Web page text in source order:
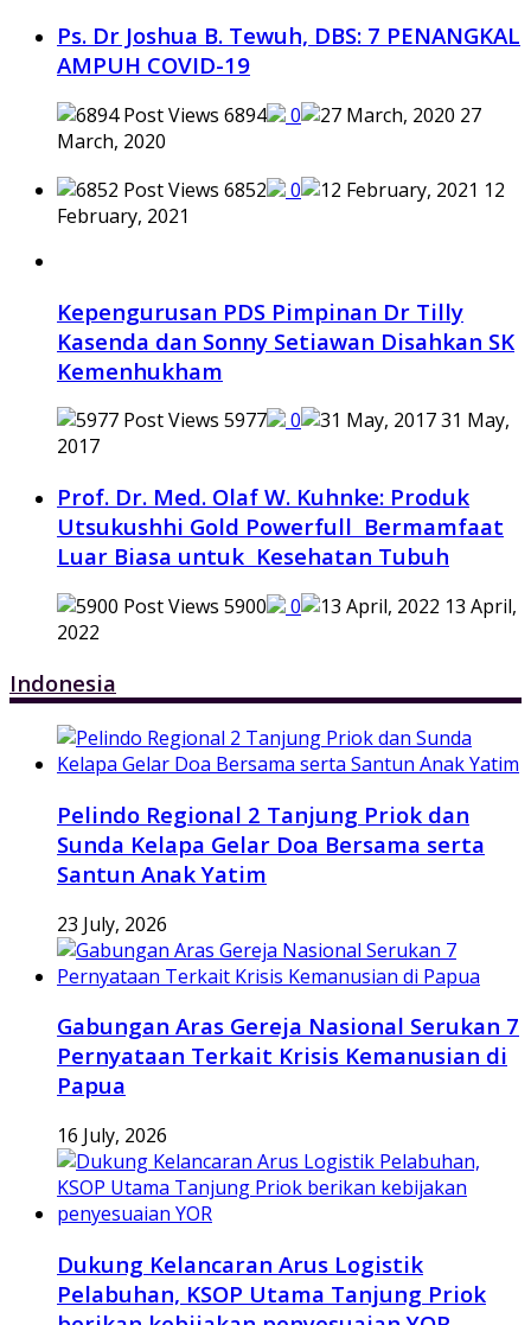
Ps. Dr Joshua B. Tewuh, DBS: 7 PENANGKAL
AMPUH COVID-19
6894 0
27
March, 2020
6852
0
12
February, 2021
Kepengurusan PDS Pimpinan Dr Tilly
Kasenda dan Sonny Setiawan Disahkan SK
Kemenhukham
5977 0
31 May,
2017
Prof. Dr. Med. Olaf W. Kuhnke: Produk
Utsukushhi Gold Powerfull Bermamfaat
Luar Biasa untuk Kesehatan Tubuh
5900 0
13 April,
2022
Indonesia
Pelindo Regional 2 Tanjung Priok dan
Sunda Kelapa Gelar Doa Bersama serta
Santun Anak Yatim
23 July, 2026
Gabungan Aras Gereja Nasional Serukan 7
Pernyataan Terkait Krisis Kemanusian di
Papua
16 July, 2026
Dukung Kelancaran Arus Logistik
Pelabuhan, KSOP Utama Tanjung Priok